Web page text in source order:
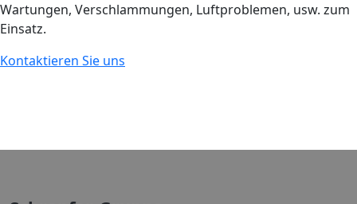
Wartungen, Verschlammungen, Luftproblemen, usw. zum
Einsatz.
Kontaktieren Sie uns